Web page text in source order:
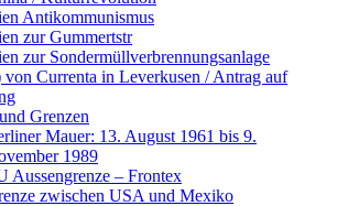
Antikommunismus
zur Gummertstr
zur Sondermüllverbrennungsanlage
Currenta in Leverkusen / Antrag auf
Grenzen
Mauer: 13. August 1961 bis 9.
1989
Aussengrenze – Frontex
zwischen USA und Mexiko